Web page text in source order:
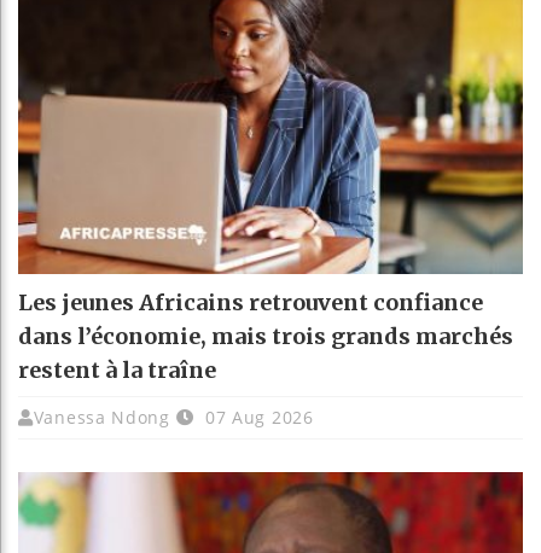
Les jeunes Africains retrouvent confiance
dans l’économie, mais trois grands marchés
restent à la traîne
Vanessa Ndong 07 Aug 2026